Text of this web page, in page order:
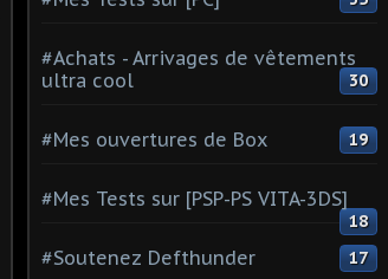
#Achats - Arrivages de vêtements
ultra cool
30
#Mes ouvertures de Box 19
#Mes Tests sur [PSP-PS VITA-3DS]
18
#Soutenez Defthunder 17